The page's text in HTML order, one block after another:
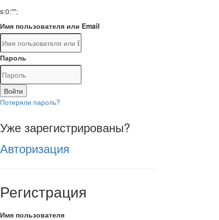
s:0:"";
Имя пользователя или Email
Пароль
Войти
Потеряли пароль?
Уже зарегистрированы?
Авторизация
Регистрация
Имя пользователя